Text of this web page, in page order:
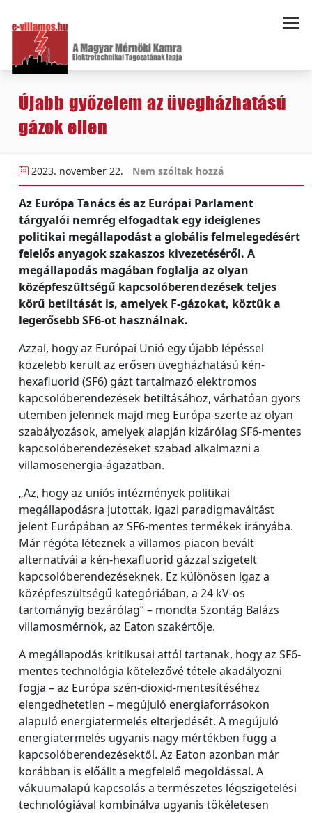
Újabb győzelem az üvegházhatású
gázok ellen
2023. november 22. Nem szóltak hozzá
Az Európa Tanács és az Európai Parlament
tárgyalói nemrég elfogadtak egy ideiglenes
politikai megállapodást a globális felmelegedésért
felelős anyagok szakaszos kivezetéséről. A
megállapodás magában foglalja az olyan
középfeszültségű kapcsolóberendezések teljes
körű betiltását is, amelyek F-gázokat, köztük a
legerősebb SF6-ot használnak.
Azzal, hogy az Európai Unió egy újabb lépéssel
közelebb került az erősen üvegházhatású kén-
hexafluorid (SF6) gázt tartalmazó elektromos
kapcsolóberendezések betiltásához, várhatóan gyors
ütemben jelennek majd meg Európa-szerte az olyan
szabályozások, amelyek alapján kizárólag SF6-mentes
kapcsolóberendezéseket szabad alkalmazni a
villamosenergia-ágazatban.
„Az, hogy az uniós intézmények politikai
megállapodásra jutottak, igazi paradigmaváltást
jelent Európában az SF6-mentes termékek irányába.
Már régóta léteznek a villamos piacon bevált
alternatívái a kén-hexafluorid gázzal szigetelt
kapcsolóberendezéseknek. Ez különösen igaz a
középfeszültségű kategóriában, a 24 kV-os
tartományig bezárólag” – mondta Szontág Balázs
villamosmérnök, az Eaton szakértője.
A megállapodás kritikusai attól tartanak, hogy az SF6-
mentes technológia kötelezővé tétele akadályozni
fogja – az Európa szén-dioxid-mentesítéséhez
elengedhetetlen – megújuló energiaforrásokon
alapuló energiatermelés elterjedését. A megújuló
energiatermelés ugyanis nagy mértékben függ a
kapcsolóberendezésektől. Az Eaton azonban már
korábban is előállt a megfelelő megoldással. A
vákuumalapú kapcsolás a természetes légszigetelési
technológiával kombinálva ugyanis tökéletesen